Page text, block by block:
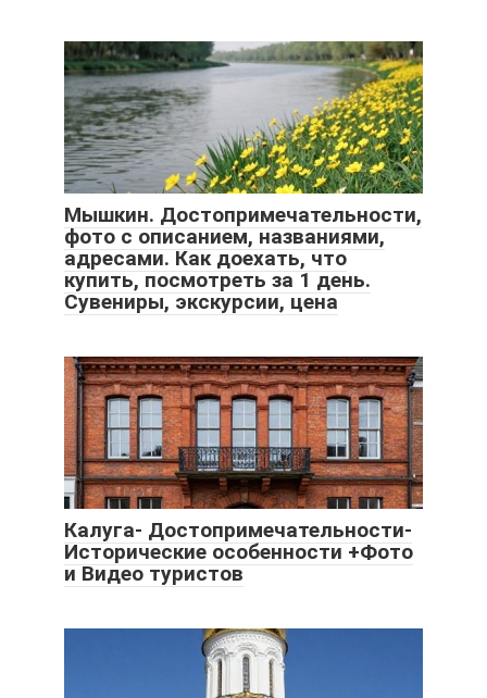
Мышкин. Достопримечательности,
фото с описанием, названиями,
адресами. Как доехать, что
купить, посмотреть за 1 день.
Сувениры, экскурсии, цена
Калуга- Достопримечательности-
Исторические особенности +Фото
и Видео туристов